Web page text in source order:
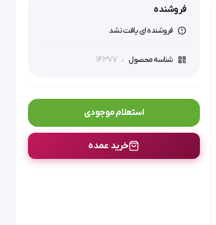
فروشنده
فروشنده ای یافت نشد
شناسه محصول 14377
استعلام موجودی
خرید عمده